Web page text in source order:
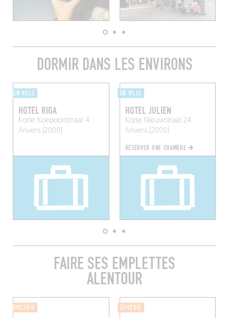
DORMIR DANS LES ENVIRONS
EN VILLE
HOTEL RIGA
Korte Koepoortstraat 4
Anvers (2000)
EN VILLE
HOTEL JULIEN
Korte Nieuwstraat 24
Anvers (2000)
RÉSERVER UNE CHAMBRE
FAIRE SES EMPLETTES
ALENTOUR
ÉPICERIE ÉPICERIE